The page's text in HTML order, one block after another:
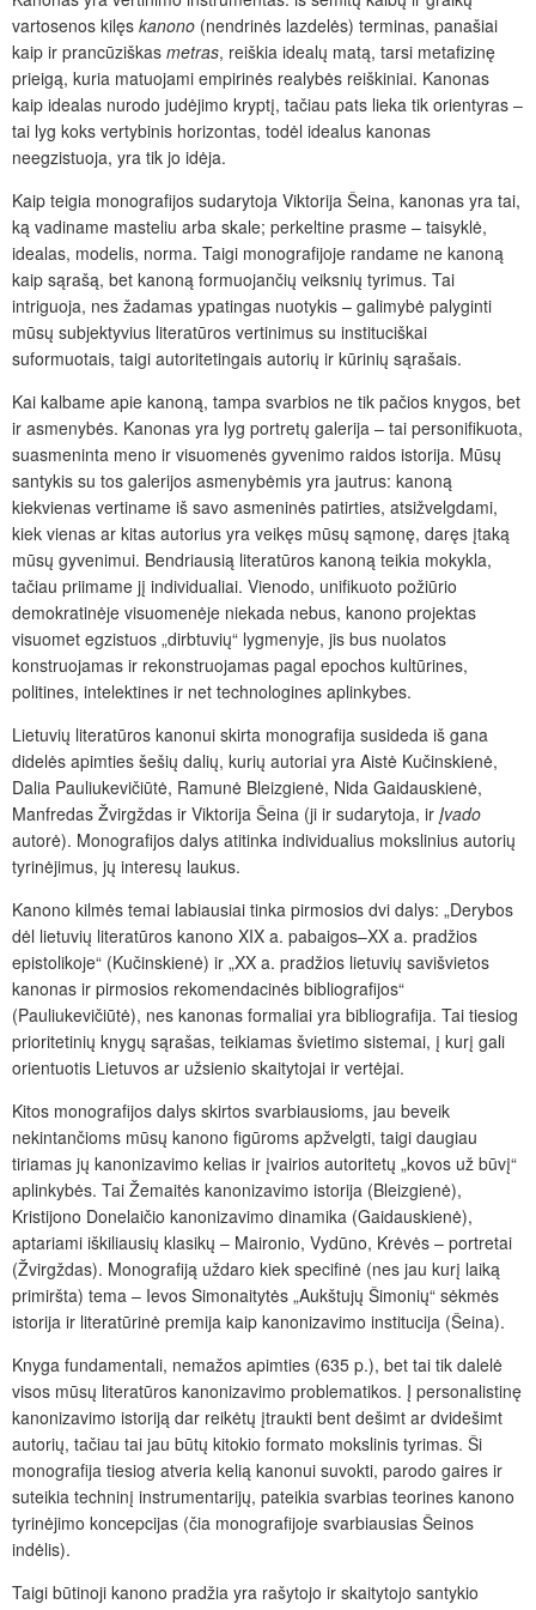
vartosenos kilęs kanono (nendrinės lazdelės) terminas, panašiai
kaip ir prancūziškas metras, reiškia idealų matą, tarsi metafizinę
prieigą, kuria matuojami empirinės realybės reiškiniai. Kanonas
kaip idealas nurodo judėjimo kryptį, tačiau pats lieka tik orientyras –
tai lyg koks vertybinis horizontas, todėl idealus kanonas
neegzistuoja, yra tik jo idėja.
Kaip teigia monografijos sudarytoja Viktorija Šeina, kanonas yra tai,
ką vadiname masteliu arba skale; perkeltine prasme – taisyklė,
idealas, modelis, norma. Taigi monografijoje randame ne kanoną
kaip sąrašą, bet kanoną formuojančių veiksnių tyrimus. Tai
intriguoja, nes žadamas ypatingas nuotykis – galimybė palyginti
mūsų subjektyvius literatūros vertinimus su instituciškai
suformuotais, taigi autoritetingais autorių ir kūrinių sąrašais.
Kai kalbame apie kanoną, tampa svarbios ne tik pačios knygos, bet
ir asmenybės. Kanonas yra lyg portretų galerija – tai personifikuota,
suasmeninta meno ir visuomenės gyvenimo raidos istorija. Mūsų
santykis su tos galerijos asmenybėmis yra jautrus: kanoną
kiekvienas vertiname iš savo asmeninės patirties, atsižvelgdami,
kiek vienas ar kitas autorius yra veikęs mūsų sąmonę, daręs įtaką
mūsų gyvenimui. Bendriausią literatūros kanoną teikia mokykla,
tačiau priimame jį individualiai. Vienodo, unifikuoto požiūrio
demokratinėje visuomenėje niekada nebus, kanono projektas
visuomet egzistuos „dirbtuvių“ lygmenyje, jis bus nuolatos
konstruojamas ir rekonstruojamas pagal epochos kultūrines,
politines, intelektines ir net technologines aplinkybes.
Lietuvių literatūros kanonui skirta monografija susideda iš gana
didelės apimties šešių dalių, kurių autoriai yra Aistė Kučinskienė,
Dalia Pauliukevičiūtė, Ramunė Bleizgienė, Nida Gaidauskienė,
Manfredas Žvirgždas ir Viktorija Šeina (ji ir sudarytoja, ir Įvado
autorė). Monografijos dalys atitinka individualius mokslinius autorių
tyrinėjimus, jų interesų laukus.
Kanono kilmės temai labiausiai tinka pirmosios dvi dalys: „Derybos
dėl lietuvių literatūros kanono XIX a. pabaigos–XX a. pradžios
epistolikoje“ (Kučinskienė) ir „XX a. pradžios lietuvių savišvietos
kanonas ir pirmosios rekomendacinės bibliografijos“
(Pauliukevičiūtė), nes kanonas formaliai yra bibliografija. Tai tiesiog
prioritetinių knygų sąrašas, teikiamas švietimo sistemai, į kurį gali
orientuotis Lietuvos ar užsienio skaitytojai ir vertėjai.
Kitos monografijos dalys skirtos svarbiausioms, jau beveik
nekintančioms mūsų kanono figūroms apžvelgti, taigi daugiau
tiriamas jų kanonizavimo kelias ir įvairios autoritetų „kovos už būvį“
aplinkybės. Tai Žemaitės kanonizavimo istorija (Bleizgienė),
Kristijono Donelaičio kanonizavimo dinamika (Gaidauskienė),
aptariami iškiliausių klasikų – Maironio, Vydūno, Krėvės – portretai
(Žvirgždas). Monografiją uždaro kiek specifinė (nes jau kurį laiką
primiršta) tema – Ievos Simonaitytės „Aukštujų Šimonių“ sėkmės
istorija ir literatūrinė premija kaip kanonizavimo institucija (Šeina).
Knyga fundamentali, nemažos apimties (635 p.), bet tai tik dalelė
visos mūsų literatūros kanonizavimo problematikos. Į personalistinę
kanonizavimo istoriją dar reikėtų įtraukti bent dešimt ar dvidešimt
autorių, tačiau tai jau būtų kitokio formato mokslinis tyrimas. Ši
monografija tiesiog atveria kelią kanonui suvokti, parodo gaires ir
suteikia techninį instrumentarijų, pateikia svarbias teorines kanono
tyrinėjimo koncepcijas (čia monografijoje svarbiausias Šeinos
indėlis).
Taigi būtinoji kanono pradžia yra rašytojo ir skaitytojo santykio